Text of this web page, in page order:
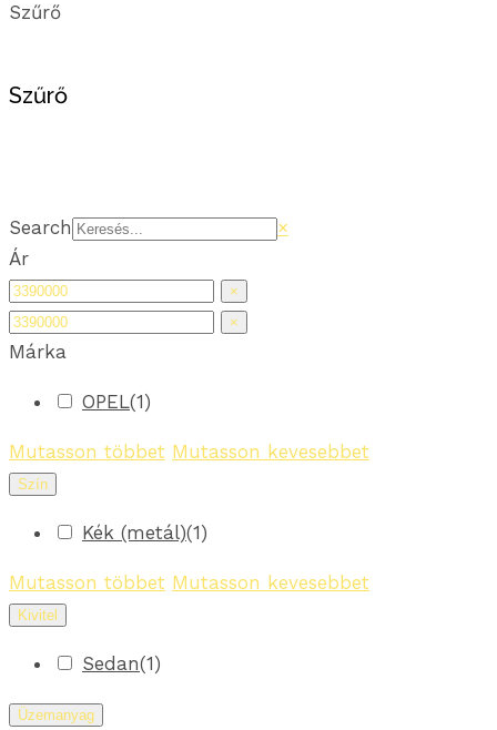
Szűrő
Szűrő
Search
×
Ár
×
×
Márka
OPEL(1)
Mutasson többet Mutasson kevesebbet
Szín
Kék (metál)(1)
Mutasson többet Mutasson kevesebbet
Kivitel
Sedan(1)
Üzemanyag